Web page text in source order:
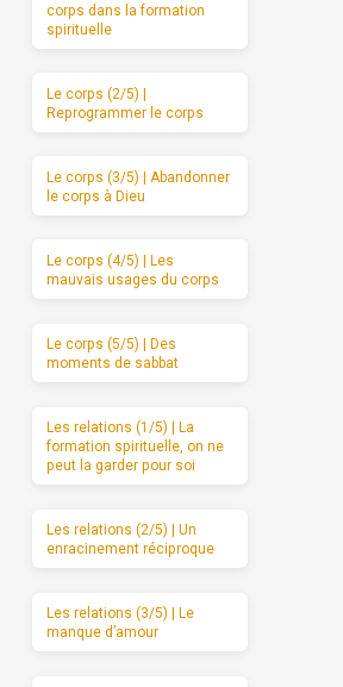
corps dans la formation
spirituelle
Le corps (2/5) |
Reprogrammer le corps
Le corps (3/5) | Abandonner
le corps à Dieu
Le corps (4/5) | Les
mauvais usages du corps
Le corps (5/5) | Des
moments de sabbat
Les relations (1/5) | La
formation spirituelle, on ne
peut la garder pour soi
Les relations (2/5) | Un
enracinement réciproque
Les relations (3/5) | Le
manque d’amour